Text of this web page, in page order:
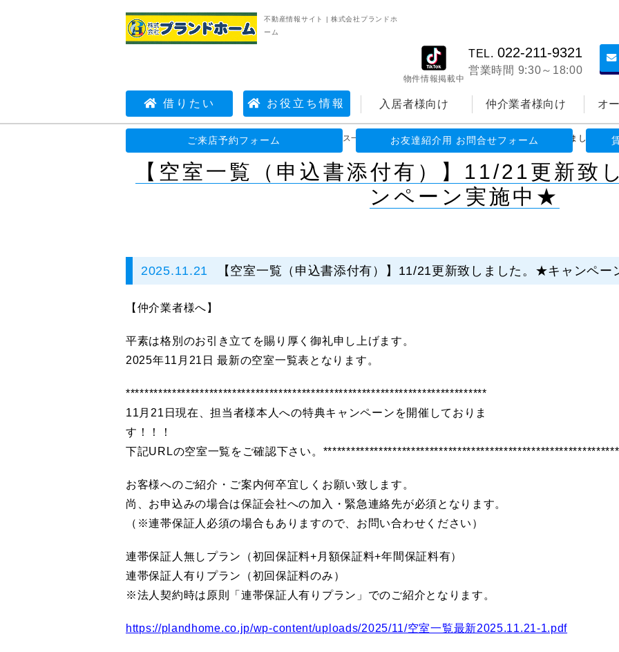
不動産情報サイト | 株式会社プランドホ
ーム
TEL. 022-211-9321
営業時間 9:30～18:00
物件情報掲載中
借りたい お役立ち情報 入居者様向け 仲介業者様向け オ
ご来店予約フォーム お友達紹介用 お問合せフォーム
不動産情報サイト | 株式会社プランドホーム ニュース一覧 【空室一覧（申込書添付有）】11/21更新致しました。★
【空室一覧（申込書添付有）】11/21更新致
ンペーン実施中★
2025.11.21 【空室一覧（申込書添付有）】11/21更新致しました。★キャンペ
【仲介業者様へ】
平素は格別のお引き立てを賜り厚く御礼申し上げます。
2025年11月21日 最新の空室一覧表となります。
11月21日現在、担当者様本人への特典キャンペーンを開催しておりま
す！！！ 詳
下記URLの空室一覧をご確認下さい。
お客様へのご紹介・ご案内何卒宜しくお願い致します。
尚、お申込みの場合は保証会社への加入・緊急連絡先が必須となります。
（※連帯保証人必須の場合もありますので、お問い合わせください）
連帯保証人無しプラン（初回保証料+月額保証料+年間保証料有）
連帯保証人有りプラン（初回保証料のみ）
※法人契約時は原則「連帯保証人有りプラン」でのご紹介となります。
https://plandhome.co.jp/wp-content/uploads/2025/11/空室一覧最新2025.11.21-1.pdf